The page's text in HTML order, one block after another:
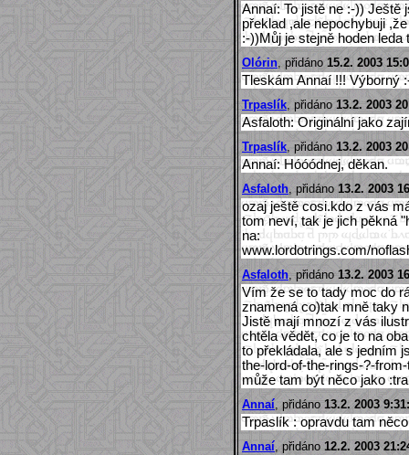
Annaí: To jistě ne :-)) Ještě
překlad ,ale nepochybuji
:-))Můj je stejně hoden leda
Olórin , přidáno 15.2. 2003
Tleskám Annaí !!! Výborný
Trpaslík , přidáno 13.2. 2003
Asfaloth: Originální jako
Trpaslík , přidáno 13.2. 2003
Annaí: Hóóódnej, děkan.
Asfaloth , přidáno 13.2. 2003
ozaj ještě cosi.kdo z vás
tom neví, tak je jich pěkná
na:
www.lordotrings.com/
Asfaloth , přidáno 13.2. 2003
Vím že se to tady moc do
znamená co)tak mně taky
Jistě mají mnozí z vás
chtěla vědět, co je to na
to překládala, ale s jedním
the-lord-of-the-rings-?-
může tam být něco jako
Annaí , přidáno 13.2. 2003
Trpaslík : opravdu tam
Annaí , přidáno 12.2. 2003